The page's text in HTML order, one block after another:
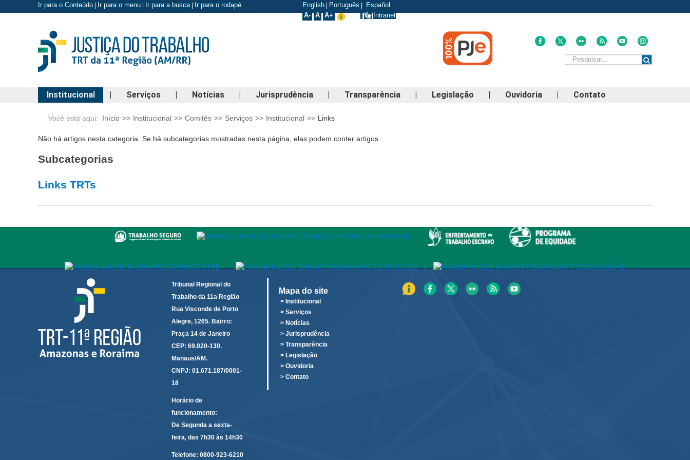
Ir para o Conteúdo Ir para o menu Ir para a busca| Ir para o rodapé English Português
Español
A- A A+ Intranet
Institucional | Serviços | Notícias | Jurisprudência | Transparência | Legislação | Ouvidoria | Contato
Você está aqui: Início >> Institucional >> Comitês >> Serviços >> Institucional >> Links
Não há artigos nesta categoria. Se há subcategorias mostradas nesta página, elas podem conter artigos.
Subcategorias
Links TRTs
|
Tribunal Regional do
Trabalho da 11a Região
Rua Visconde de Porto
Alegre, 1265. Bairro:
Praça 14 de Janeiro
CEP: 69.020-130.
Manaus/AM.
CNPJ: 01.671.187/0001-
18
Horário de
funcionamento:
De Segunda a sexta-
feira, das 7h30 às 14h30
Telefone: 0800-923-6210
Mapa do site
> Institucional
> Serviços
> Notícias
> Jurisprudência
> Transparência
> Legislação
> Ouvidoria
> Contato